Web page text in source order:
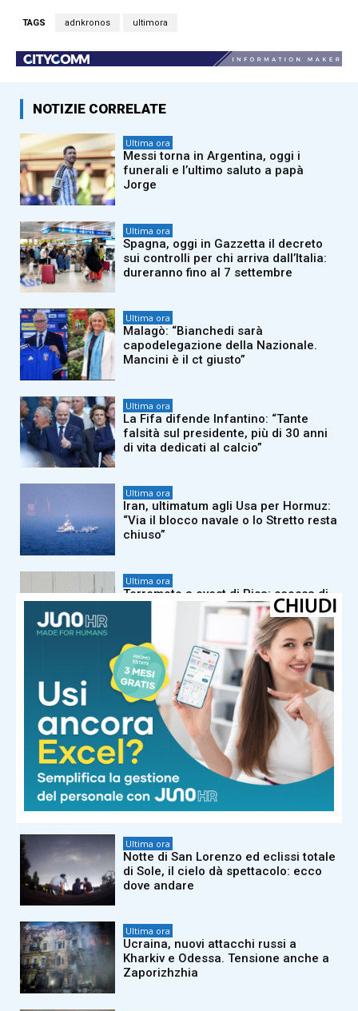
TAGS adnkronos ultimora
NOTIZIE CORRELATE
Ultima ora
Messi torna in Argentina, oggi i
funerali e l’ultimo saluto a papà
Jorge
Ultima ora
Spagna, oggi in Gazzetta il decreto
sui controlli per chi arriva dall’Italia:
dureranno fino al 7 settembre
Ultima ora
Malagò: “Bianchedi sarà
capodelegazione della Nazionale.
Mancini è il ct giusto”
Ultima ora
La Fifa difende Infantino: “Tante
falsità sul presidente, più di 30 anni
di vita dedicati al calcio”
Ultima ora
Iran, ultimatum agli Usa per Hormuz:
“Via il blocco navale o lo Stretto resta
chiuso”
Ultima ora
Terremoto a ovest di Pisa: scossa di
magnitudo 2.4
Ultima ora
Maldini e l’addio alla Figc: la ‘verità’
su Guardiola, Pirlo e Malagò
Ultima ora
Meteo, domenica temporali su Alpi e
Appennini. A Ferragosto caldo fino a
39°C
Ultima ora
Notte di San Lorenzo ed eclissi totale
di Sole, il cielo dà spettacolo: ecco
dove andare
Ultima ora
Ucraina, nuovi attacchi russi a
Kharkiv e Odessa. Tensione anche a
Zaporizhzhia